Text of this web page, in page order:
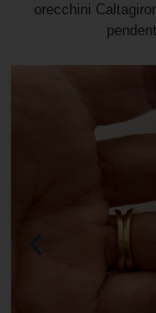
orecchini